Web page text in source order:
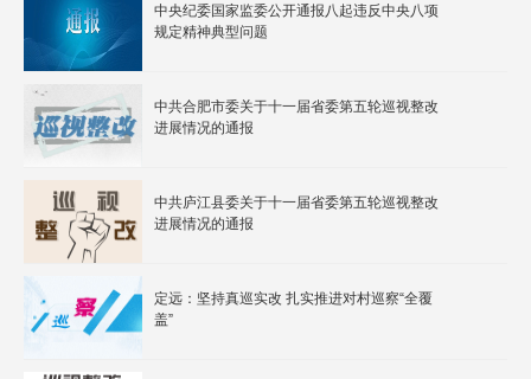
中央纪委国家监委公开通报八起违反中央八项
规定精神典型问题
中共合肥市委关于十一届省委第五轮巡视整改
进展情况的通报
中共庐江县委关于十一届省委第五轮巡视整改
进展情况的通报
定远：坚持真巡实改 扎实推进对村巡察“全覆
盖”